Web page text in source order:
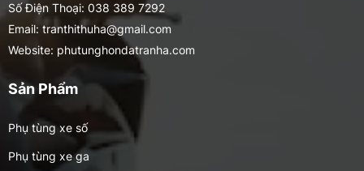
Số Điện Thoại: 038 389 7292
Email: tranthithuha@gmail.com
Website: phutunghondatranha.com
Sản Phẩm
Phụ tùng xe số
Phụ tùng xe ga